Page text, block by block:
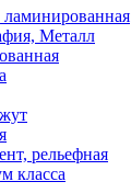
ламинированная
Металл
рельефная
класса